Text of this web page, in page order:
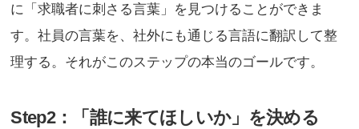
に「求職者に刺さる言葉」を見つけることができま
す。社員の言葉を、社外にも通じる言語に翻訳して整
理する。それがこのステップの本当のゴールです。
Step2：「誰に来てほしいか」を決める